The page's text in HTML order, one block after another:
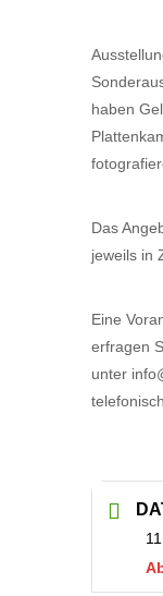
haben
Das
jeweils in
Eine
erfragen
unter